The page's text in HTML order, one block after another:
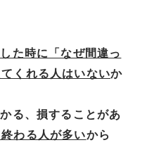
た時に「なぜ間違っ
くれる人はいないか
る、損することがあ
わる人が多いから